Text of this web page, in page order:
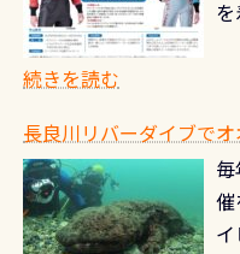
を
ー
続きを読む
長良川リバーダイブで
催